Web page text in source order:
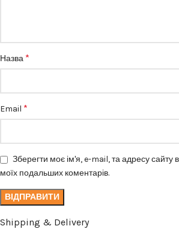
Назва *
Email *
Зберегти моє ім'я, e-mail, та адресу сайту
моїх подальших коментарів.
Shipping & Delivery